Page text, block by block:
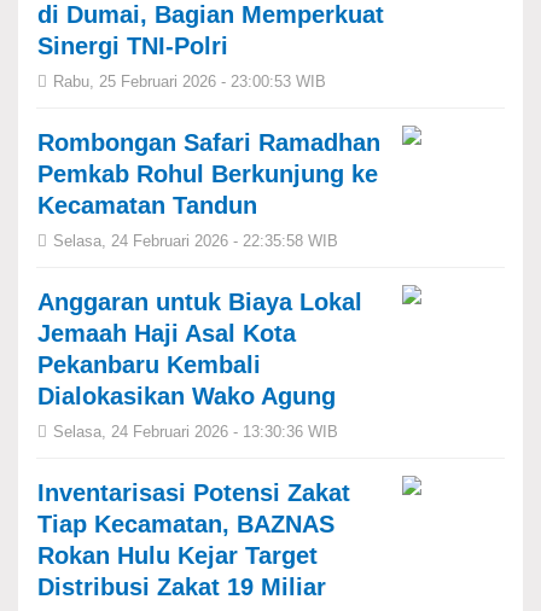
di Dumai, Bagian Memperkuat
Sinergi TNI-Polri
Rabu, 25 Februari 2026 - 23:00:53 WIB
Rombongan Safari Ramadhan
Pemkab Rohul Berkunjung ke
Kecamatan Tandun
Selasa, 24 Februari 2026 - 22:35:58 WIB
Anggaran untuk Biaya Lokal
Jemaah Haji Asal Kota
Pekanbaru Kembali
Dialokasikan Wako Agung
Selasa, 24 Februari 2026 - 13:30:36 WIB
Inventarisasi Potensi Zakat
Tiap Kecamatan, BAZNAS
Rokan Hulu Kejar Target
Distribusi Zakat 19 Miliar